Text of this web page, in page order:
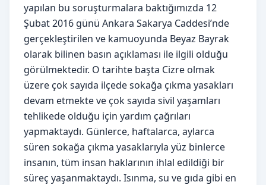
yapılan bu soruşturmalara baktığımızda 12
Şubat 2016 günü Ankara Sakarya Caddesi’nde
gerçekleştirilen ve kamuoyunda Beyaz Bayrak
olarak bilinen basın açıklaması ile ilgili olduğu
görülmektedir. O tarihte başta Cizre olmak
üzere çok sayıda ilçede sokağa çıkma yasakları
devam etmekte ve çok sayıda sivil yaşamları
tehlikede olduğu için yardım çağrıları
yapmaktaydı. Günlerce, haftalarca, aylarca
süren sokağa çıkma yasaklarıyla yüz binlerce
insanın, tüm insan haklarının ihlal edildiği bir
süreç yaşanmaktaydı. Isınma, su ve gıda gibi en